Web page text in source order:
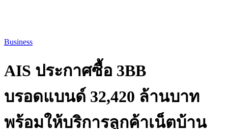
Business
AIS ประกาศซื้อ 3BB
บรอดแบนด์ 32,420 ล้านบาท
พร้อมให้บริการลูกค้าเน็ตบ้าน